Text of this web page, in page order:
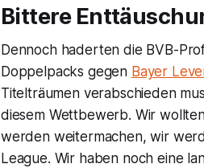
Bittere
Dennoch haderten die BVB-
Doppelpacks gegen Bayer
Titelträumen verabschieden
diesem Wettbewerb. Wir
werden weitermachen, wir
League. Wir haben noch eine